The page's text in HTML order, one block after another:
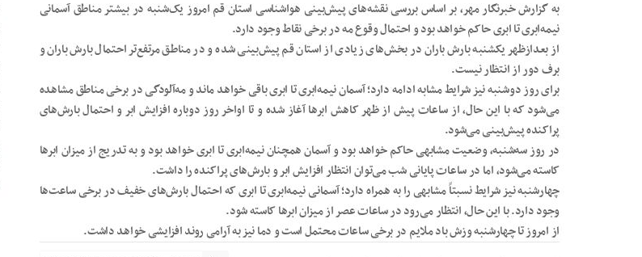
به گزارش خبرنگار مهر، بر اساس بررسی نقشه‌های پیش‌بینی هواشناسی استان قم امروز یک‌شنبه در بیشتر مناطق آسمانی
نیمه‌ابری تا ابری حاکم خواهد بود و احتمال وقوع مه در برخی نقاط وجود دارد.
از بعدازظهر یکشنبه بارش باران در بخش‌های زیادی از استان قم پیش‌بینی شده و در مناطق مرتفع‌تر احتمال بارش باران و
برف دور از انتظار نیست.
برای روز دوشنبه نیز شرایط مشابه ادامه دارد؛ آسمان نیمه‌ابری تا ابری باقی خواهد ماند و مه‌آلودگی در برخی مناطق مشاهده
می‌شود که با این حال، از ساعات پیش از ظهر کاهش ابرها آغاز شده و تا اواخر روز دوباره افزایش ابر و احتمال بارش‌های
پراکنده پیش‌بینی می‌شود.
در روز سه‌شنبه، وضعیت مشابهی حاکم خواهد بود و آسمان همچنان نیمه‌ابری تا ابری خواهد بود و به تدریج از میزان ابرها
کاسته می‌شود، اما در ساعات پایانی شب می‌توان انتظار افزایش ابر و بارش‌های پراکنده را داشت.
چهارشنبه نیز شرایط نسبتاً مشابهی را به همراه دارد؛ آسمانی نیمه‌ابری تا ابری که احتمال بارش‌های خفیف در برخی ساعت‌ها
وجود دارد. با این حال، انتظار می‌رود در ساعات عصر از میزان ابرها کاسته شود.
از امروز تا چهارشنبه وزش باد ملایم در برخی ساعات محتمل است و دما نیز به آرامی روند افزایشی خواهد داشت.